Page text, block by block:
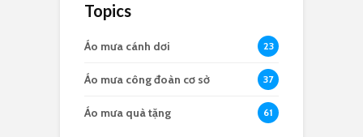
Topics
Áo mưa cánh dơi 23
Áo mưa công đoàn cơ sở 37
Áo mưa quà tặng 61